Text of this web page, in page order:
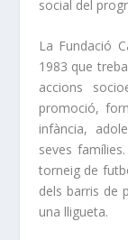
social del
La Fundació
1983 que
accions
promoció,
infància,
seves
torneig de
dels barris de
una lligueta.